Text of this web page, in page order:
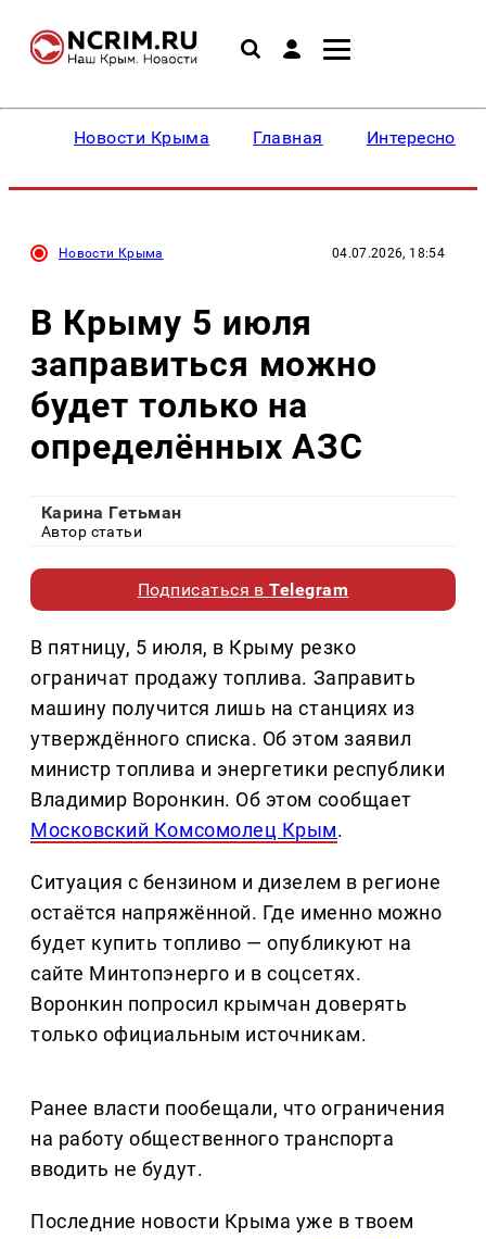
Новости Крыма Главная Интересное
Новости Крыма 04.07.2026, 18:54
В Крыму 5 июля
заправиться можно
будет только на
определённых АЗС
Карина Гетьман
Автор статьи
Подписаться вTelegram
В пятницу, 5 июля, в Крыму резко
ограничат продажу топлива. Заправить
машину получится лишь на станциях из
утверждённого списка. Об этом заявил
министр топлива и энергетики республики
Владимир Воронкин. Об этом сообщает
Московский Комсомолец Крым.
Ситуация с бензином и дизелем в регионе
остаётся напряжённой. Где именно можно
будет купить топливо — опубликуют на
сайте Минтопэнерго и в соцсетях.
Воронкин попросил крымчан доверять
только официальным источникам.
Ранее власти пообещали, что ограничения
на работу общественного транспорта
вводить не будут.
Последние новости Крыма уже в твоем